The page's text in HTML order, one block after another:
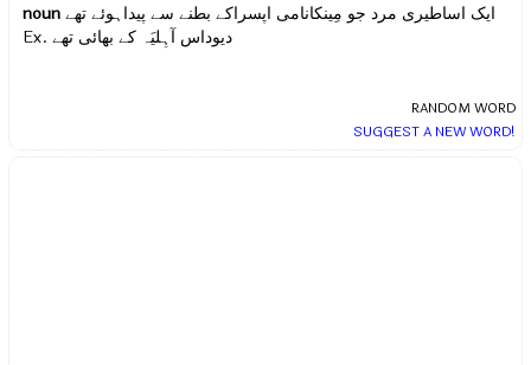
noun ایک اساطیری مرد جو مِینکانامی اپسراکے بطنے سے پیداہوئے تھے
Ex.دیوداس آہِلیَہ کے بھائی تھے
RANDOM WORD
SUGGEST A NEW WORD!